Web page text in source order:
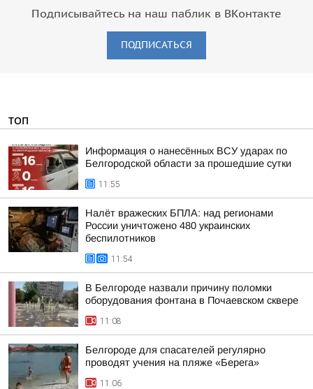
Подписывайтесь на наш паблик в ВКонтакте
ПОДПИСАТЬСЯ
ТОП
Информация о нанесённых ВСУ ударах по
Белгородской области за прошедшие сутки
11:55
Налёт вражеских БПЛА: над регионами
России уничтожено 480 украинских
беспилотников
11:54
В Белгороде назвали причину поломки
оборудования фонтана в Почаевском сквере
11:08
Белгороде для спасателей регулярно
проводят учения на пляже «Берега»
11:06